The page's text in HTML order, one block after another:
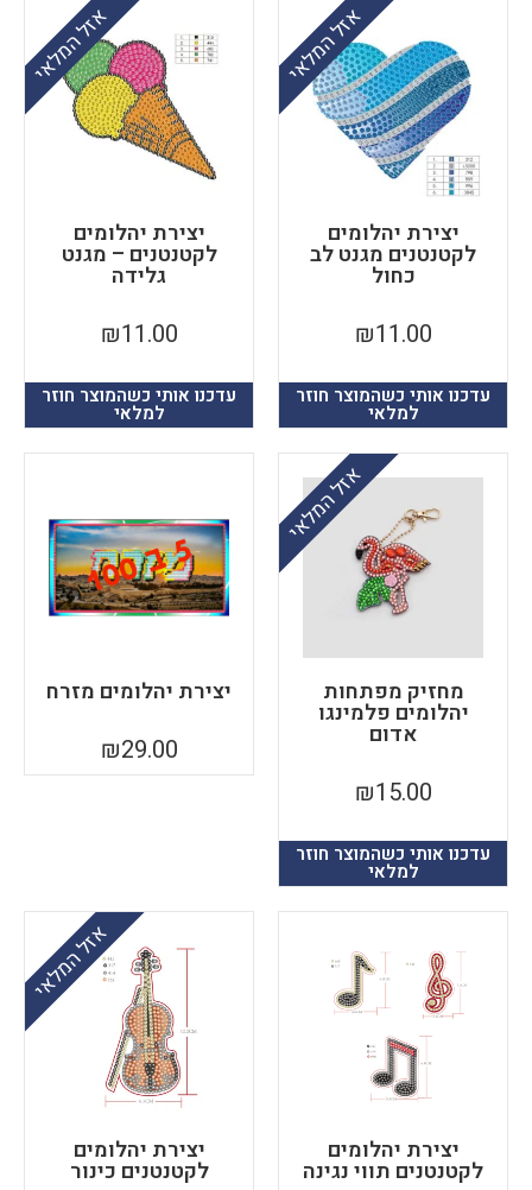
אזל המלאי
יצירת יהלומים
לקטנטנים מגנט לב
כחול
₪11.00
עדכנו אותי כשהמוצר חוזר
למלאי
אזל המלאי
יצירת יהלומים
לקטנטנים – מגנט
גלידה
₪11.00
עדכנו אותי כשהמוצר חוזר
למלאי
אזל המלאי
מחזיק מפתחות
יהלומים פלמינגו
אדום
₪15.00
עדכנו אותי כשהמוצר חוזר
למלאי
יצירת יהלומים מזרח
₪29.00
יצירת יהלומים
לקטנטנים תווי נגינה
אזל המלאי
יצירת יהלומים
לקטנטנים כינור